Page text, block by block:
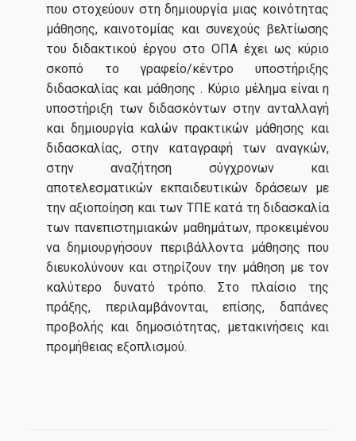
Νέα
που στοχεύουν στη δημιουργία μιας κοινότητας
μάθησης, καινοτομίας και συνεχούς βελτίωσης
του διδακτικού έργου στο ΟΠΑ έχει ως κύριο
σκοπό το γραφείο/κέντρο υποστήριξης
διδασκαλίας και μάθησης . Κύριο μέλημα είναι η
υποστήριξη των διδασκόντων στην ανταλλαγή
και δημιουργία καλών πρακτικών μάθησης και
διδασκαλίας, στην καταγραφή των αναγκών,
στην αναζήτηση σύγχρονων και
αποτελεσματικών εκπαιδευτικών δράσεων με
την αξιοποίηση και των ΤΠΕ κατά τη διδασκαλία
των πανεπιστημιακών μαθημάτων, προκειμένου
να δημιουργήσουν περιβάλλοντα μάθησης που
διευκολύνουν και στηρίζουν την μάθηση με τον
καλύτερο δυνατό τρόπο. Στο πλαίσιο της
πράξης, περιλαμβάνονται, επίσης, δαπάνες
προβολής και δημοσιότητας, μετακινήσεις και
προμήθειας εξοπλισμού.